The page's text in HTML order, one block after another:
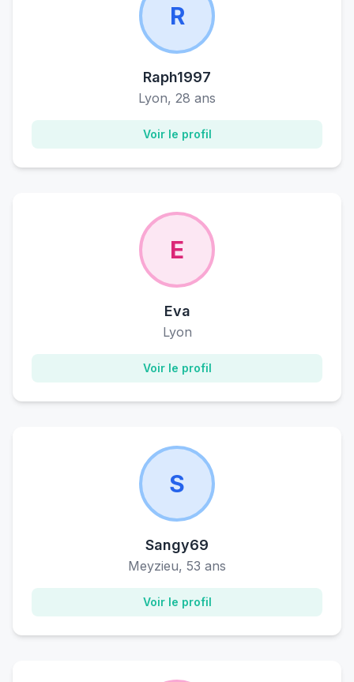
R
Raph1997
Lyon, 28 ans
Voir le profil
E
Eva
Lyon
Voir le profil
S
Sangy69
Meyzieu, 53 ans
Voir le profil